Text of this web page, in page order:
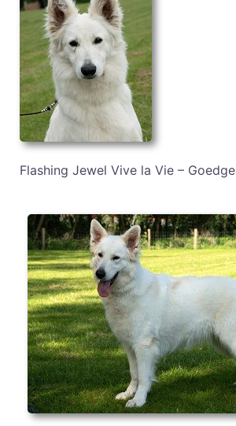
Flashing Jewel Vive la Vie –